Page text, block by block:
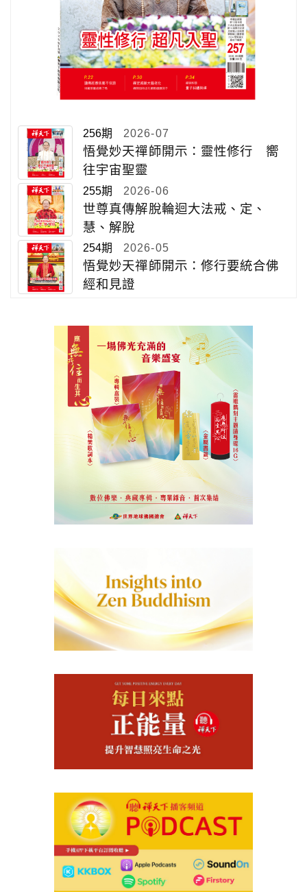
256期 2026-07
悟覺妙天禪師開示：靈性修行 嚮
往宇宙聖靈
255期 2026-06
世尊真傳解脫輪迴大法戒、定、
慧、解脫
254期 2026-05
悟覺妙天禪師開示：修行要統合佛
經和見證